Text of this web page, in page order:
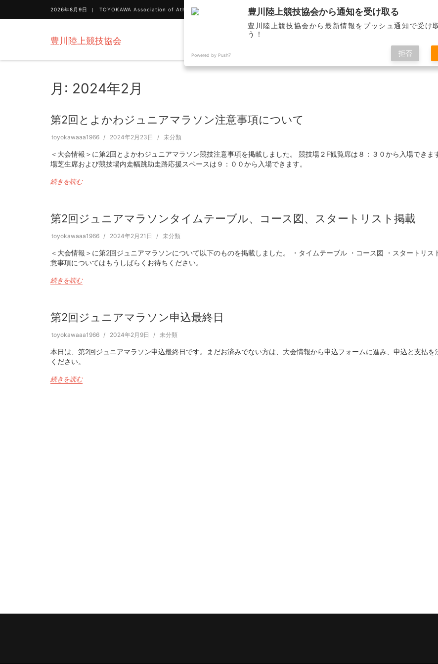
2026年8月9日 TOYOKAWA Association of Athletics
豊川陸上競技協会
月: 2024年2月
第2回とよかわジュニアマラソン注意事項について
toyokawaaa1966 2024年2月23日 未分類
＜大会情報＞に第2回とよかわジュニアマラソン競技注意事項を掲載しました。 競技場２F観覧席は８：３０から入場できま
場芝生席および競技場内走幅跳助走路応援スペースは９：００から入場できます。
続きを読む
第2回ジュニアマラソンタイムテーブル、コース図、スタートリスト掲載
toyokawaaa1966 2024年2月21日 未分類
＜大会情報＞に第2回ジュニアマラソンについて以下のものを掲載しました。 ・タイムテーブル ・コース図 ・スタートリス
意事項についてはもうしばらくお待ちください。
続きを読む
第2回ジュニアマラソン申込最終日
toyokawaaa1966 2024年2月9日 未分類
本日は、第2回ジュニアマラソン申込最終日です。まだお済みでない方は、大会情報から申込フォームに進み、申込と支払を
ください。
続きを読む
豊川陸上競技協会から通知を受け取る
豊川陸上競技協会から最新情報をプッシュ通知で受け
う！
Powered by Push7 拒否